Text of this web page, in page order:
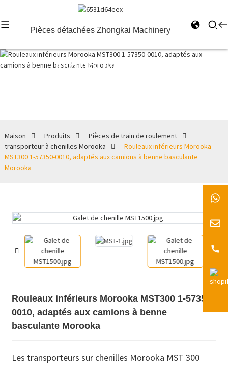
Pièces détachées Zhongkai Machinery
transporteur à
Maison Produits
Pièces de train de roulement
transporteur à chenilles Morooka
Rouleaux inférieurs Morooka
MST300 1-57350-0010, adaptés aux camions à benne basculante
Morooka
Rouleaux inférieurs Morooka MST300 1-57350-
0010, adaptés aux camions à benne
basculante Morooka
Les transporteurs sur chenilles Morooka MST 300